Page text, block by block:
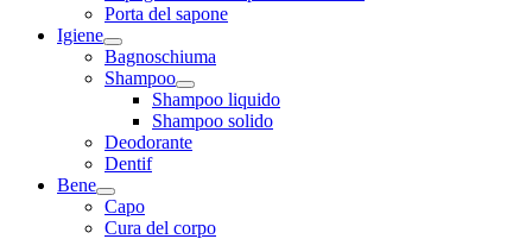
Porta del sapone
Igiene
Bagnoschiuma
Shampoo
Shampoo liquido
Shampoo solido
Deodorante
Dentif
Bene
Capo
Cura del corpo